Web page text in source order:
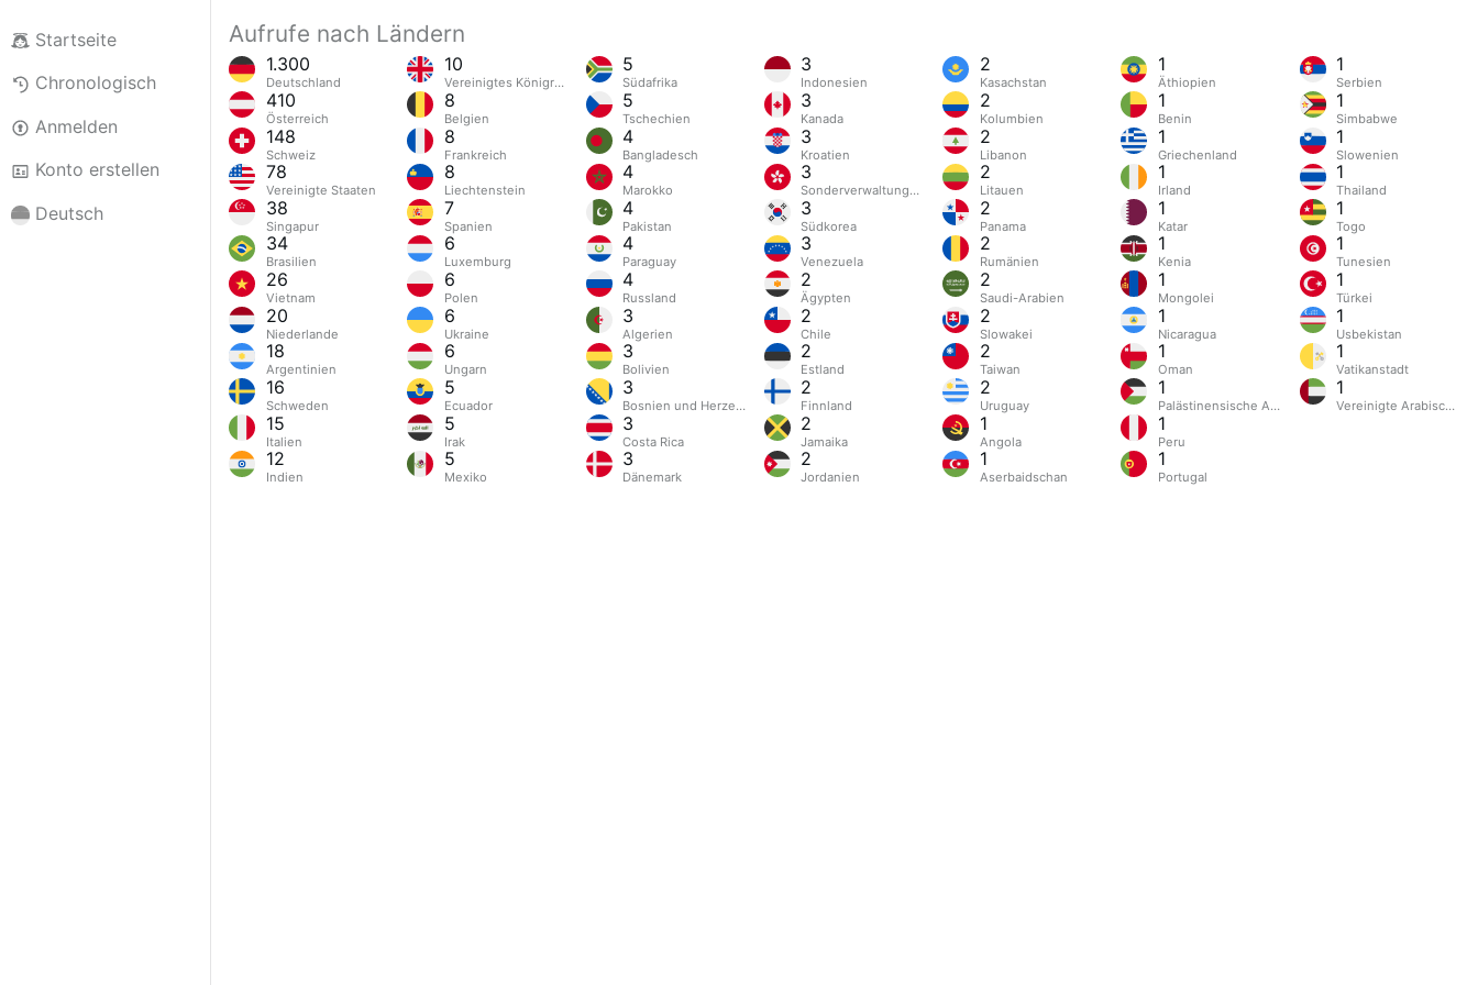
Startseite
Chronologisch
Anmelden
Konto erstellen
Deutsch
Aufrufe nach Ländern
1.300
Deutschland
410
Österreich
148
Schweiz
78
Vereinigte Staaten
38
Singapur
34
Brasilien
26
Vietnam
20
Niederlande
18
Argentinien
16
Schweden
15
Italien
12
Indien
10
Vereinigtes Königreich
8
Belgien
8
Frankreich
8
Liechtenstein
7
Spanien
6
Luxemburg
6
Polen
6
Ukraine
6
Ungarn
5
Ecuador
5
Irak
5
Mexiko
5
Südafrika
5
Tschechien
4
Bangladesch
4
Marokko
4
Pakistan
4
Paraguay
4
Russland
3
Algerien
3
Bolivien
3
Bosnien und Herzegowina
3
Costa Rica
3
Dänemark
3
Indonesien
3
Kanada
3
Kroatien
3
Sonderverwaltungsregion Hongkong
3
Südkorea
3
Venezuela
2
Ägypten
2
Chile
2
Estland
2
Finnland
2
Jamaika
2
Jordanien
2
Kasachstan
2
Kolumbien
2
Libanon
2
Litauen
2
Panama
2
Rumänien
2
Saudi-Arabien
2
Slowakei
2
Taiwan
2
Uruguay
1
Angola
1
Aserbaidschan
1
Äthiopien
1
Benin
1
Griechenland
1
Irland
1
Katar
1
Kenia
1
Mongolei
1
Nicaragua
1
Oman
1
Palästinensische Autonomiegebiete
1
Peru
1
Portugal
1
Serbien
1
Simbabwe
1
Slowenien
1
Thailand
1
Togo
1
Tunesien
1
Türkei
1
Usbekistan
1
Vatikanstadt
1
Vereinigte Arabische